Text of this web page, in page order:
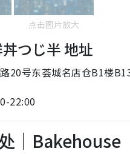
点击图片放大
つじ半 地址
20号东荟城名店仓B1楼
22:00
｜Bakehouse